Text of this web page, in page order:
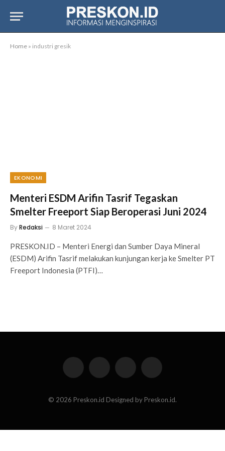
Home » industri gresik
EKONOMI
Menteri ESDM Arifin Tasrif Tegaskan
Smelter Freeport Siap Beroperasi Juni 2024
ByRedaksi 8 Maret 2024
PRESKON.ID – Menteri Energi dan Sumber Daya Mineral
(ESDM) Arifin Tasrif melakukan kunjungan kerja ke Smelter PT
Freeport Indonesia (PTFI)…
Facebook
(Twitter)
Instagram Pinterest
© 2026 Preskon.id Designed by Preskon.id.